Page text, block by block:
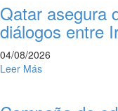
Qatar asegura
diálogos entre
04/08/2026
Leer Más